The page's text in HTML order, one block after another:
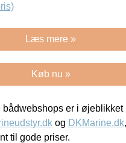
Læs mere »
Køb nu »
er i øjeblikket
og DKMarine.dk
til gode priser.